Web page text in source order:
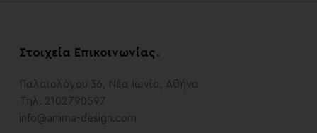
Στοιχεία Επικοινωνίας .
Παλαιολόγου 36, Νέα Ιωνία, Αθήνα
Τηλ. 2102790597
info@amma-design.com